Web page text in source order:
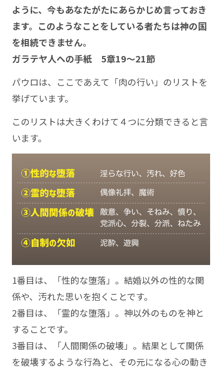
ように、今もあなたがたにあらかじめ言っておき
ます。このようなことをしている者たちは神の国
を相続できません。
ガラテヤ人への手紙 5章19～21節
パウロは、ここであえて「肉の行い」のリストを
挙げています。
このリストは大きくわけて４つに分類できると言
います。
1番目は、「性的な堕落」。結婚以外の性的な関
係や、汚れた思いを抱くことです。
2番目は、「霊的な堕落」。神以外のものを神と
することです。
3番目は、「人間関係の破壊」。結果として関係
を破壊するような行為と、その元になる心の動き